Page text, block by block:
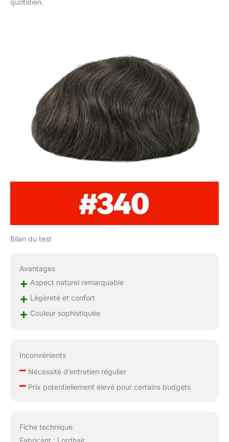
Bilan du test
Avantages
+ Aspect naturel remarquable
+ Légèreté et confort
+ Couleur sophistiquée
Inconvénients
–Nécessité d’entretien régulier
–Prix potentiellement élevé pour certains budgets
Fiche technique
Fabricant : Lordhair